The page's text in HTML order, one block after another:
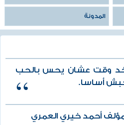
المدونة
خد وقت عشان يحس بالحب
أساسا.
أحمد خيري العمري